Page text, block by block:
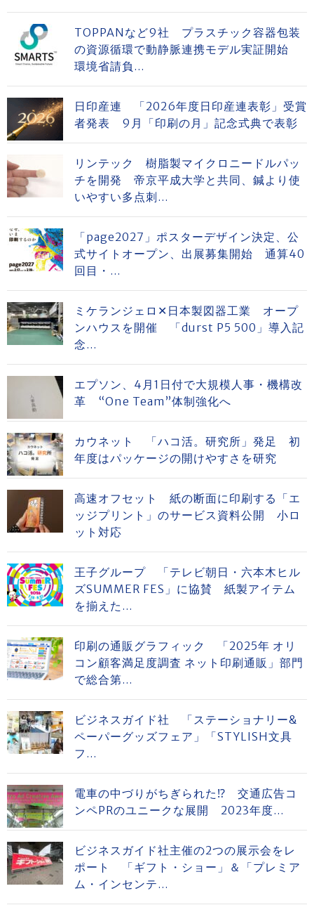
TOPPANなど9社 プラスチック容器包装
の資源循環で動静脈連携モデル実証開始
環境省請負...
日印産連 「2026年度日印産連表彰」受賞
者発表 9月「印刷の月」記念式典で表彰
リンテック 樹脂製マイクロニードルパッ
チを開発 帝京平成大学と共同、鍼より使
いやすい多点刺...
「page2027」ポスターデザイン決定、公
式サイトオープン、出展募集開始 通算40
回目・...
ミケランジェロ✕日本製図器工業 オープ
ンハウスを開催 「durst P5 500」導入記
念...
エプソン、4月1日付で大規模人事・機構改
革 “One Team”体制強化へ
カウネット 「ハコ活。研究所」発足 初
年度はパッケージの開けやすさを研究
高速オフセット 紙の断面に印刷する「エ
ッジプリント」のサービス資料公開 小ロ
ット対応
王子グループ 「テレビ朝日・六本木ヒル
ズSUMMER FES」に協賛 紙製アイテム
を揃えた...
印刷の通販グラフィック 「2025年 オリ
コン顧客満足度調査 ネット印刷通販」部門
で総合第...
ビジネスガイド社 「ステーショナリー&
ペーパーグッズフェア」「STYLISH文具
フ...
電車の中づりがちぎられた⁉ 交通広告コ
ンペPRのユニークな展開 2023年度...
ビジネスガイド社主催の2つの展示会をレ
ポート 「ギフト・ショー」＆「プレミア
ム・インセンテ...